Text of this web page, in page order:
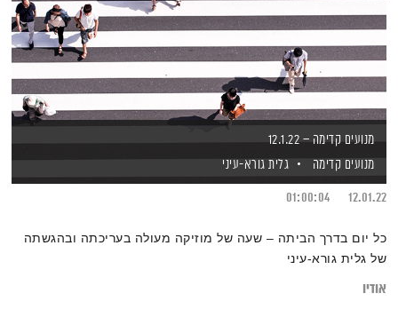
מנועים קדימה – 12.1.22
מנועים קדימה
גלית גורא-עיני
12.01.22
01:00:04
כל יום בדרך הביתה – שעה של מוזיקה מעולה בעריכתה ובהגשתה
של גלית גורא-עיני
אודיו